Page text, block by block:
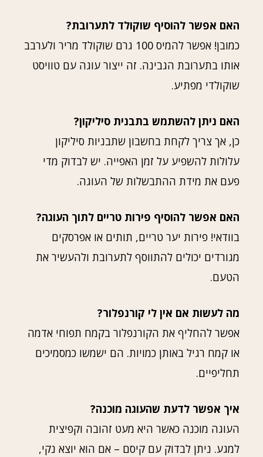
האם אפשר להוסיף שוקולד לתערובת?
כמובן! אפשר להמיס 100 גרם שוקולד מריר ולערבב
אותו בתערובת הגבינה. זה ייצור עוגה עם טוויסט
שוקולדי מפתיע.
האם ניתן להשתמש בתבנית סיליקון?
כן, אך צריך לקחת בחשבון שתבניות סיליקון
עלולות להשפיע על זמן האפייה. יש לבדוק מדי
פעם את מידת ההתבשלות של העוגה.
האם אפשר להוסיף פירות טריים לתוך העוגה?
בוודאי! פירות יער טריים, תותים או אפרסקים
מגורדים יכולים להתווסף לתערובת ולהעשיר את
הטעם.
מה לעשות אם אין לי קורנפלור?
אפשר להחליף את הקורנפלור בקמח תפוחי אדמה
או קמח רגיל באותן כמויות. הם ישמשו כמסמיכים
תחליפיים.
איך אפשר לדעת שהעוגה מוכנה?
העוגה מוכנה כאשר היא מעט זהובה וקפיצית
למגע. ניתן לבדוק עם קיסם – אם הוא יוצא נקי,